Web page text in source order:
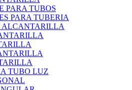
PARA TUBOS
PARA TUBERIA
ALCANTARILLA
TUBO LUZ